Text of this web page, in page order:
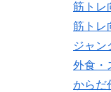
筋トレ
筋トレ
ジャン
外食・
からだ